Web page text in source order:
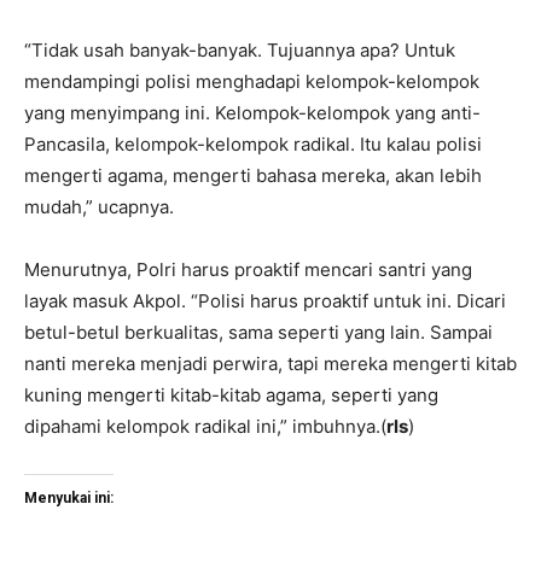
“Tidak usah banyak-banyak. Tujuannya apa? Untuk
mendampingi polisi menghadapi kelompok-kelompok
yang menyimpang ini. Kelompok-kelompok yang anti-
Pancasila, kelompok-kelompok radikal. Itu kalau polisi
mengerti agama, mengerti bahasa mereka, akan lebih
mudah,” ucapnya.
Menurutnya, Polri harus proaktif mencari santri yang
layak masuk Akpol. “Polisi harus proaktif untuk ini. Dicari
betul-betul berkualitas, sama seperti yang lain. Sampai
nanti mereka menjadi perwira, tapi mereka mengerti kitab
kuning mengerti kitab-kitab agama, seperti yang
dipahami kelompok radikal ini,” imbuhnya.(rls)
Menyukai ini: